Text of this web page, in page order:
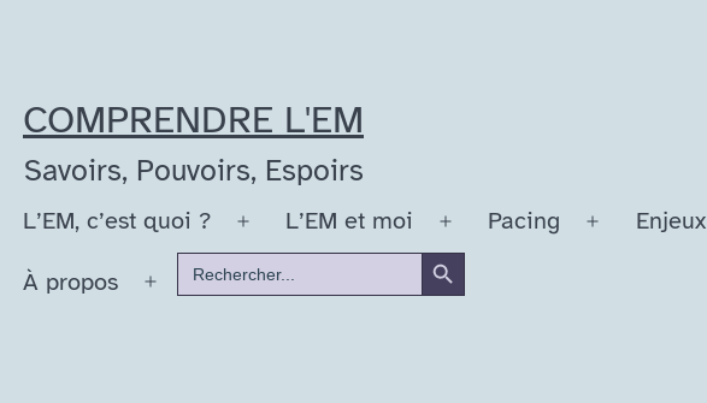
contenu
COMPRENDRE L'EM
Savoirs, Pouvoirs, Espoirs
L’EM, c’est quoi ?
Ouvrir
le
L’EM et moi
Ouvrir
le
Pacing
Ouvrir
Enjeux
À propos
Ouvrir
Search
for:
Search Button